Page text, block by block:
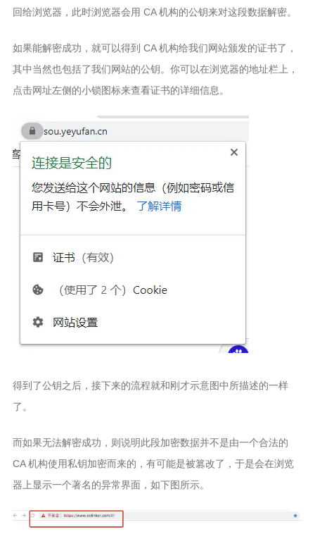
回给浏览器，此时浏览器会用 CA 机构的公钥来对这段数据解密。
如果能解密成功，就可以得到 CA 机构给我们网站颁发的证书了，
其中当然也包括了我们网站的公钥。你可以在浏览器的地址栏上，
点击网址左侧的小锁图标来查看证书的详细信息。
得到了公钥之后，接下来的流程就和刚才示意图中所描述的一样
了。
而如果无法解密成功，则说明此段加密数据并不是由一个合法的
CA 机构使用私钥加密而来的，有可能是被篡改了，于是会在浏览
器上显示一个著名的异常界面，如下图所示。